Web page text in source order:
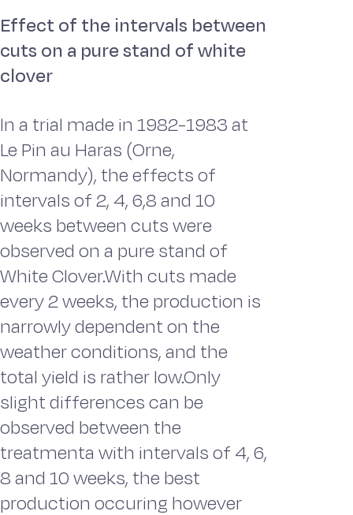
Effect of the intervals between
cuts on a pure stand of white
clover
ln a trial made in 1982-1983 at
Le Pin au Haras (Orne,
Normandy), the effects of
intervals of 2, 4, 6,8 and 10
weeks between cuts were
observed on a pure stand of
White Clover.With cuts made
every 2 weeks, the production is
narrowly dependent on the
weather conditions, and the
total yield is rather low.Only
slight differences can be
observed between the
treatmenta with intervals of 4, 6,
8 and 10 weeks, the best
production occuring however